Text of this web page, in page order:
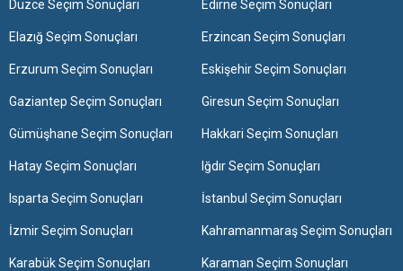
Düzce Seçim Sonuçları Edirne Seçim Sonuçları
Elazığ Seçim Sonuçları Erzincan Seçim Sonuçları
Erzurum Seçim Sonuçları Eskişehir Seçim Sonuçları
Gaziantep Seçim Sonuçları Giresun Seçim Sonuçları
Gümüşhane Seçim Sonuçları Hakkari Seçim Sonuçları
Hatay Seçim Sonuçları Iğdır Seçim Sonuçları
Isparta Seçim Sonuçları İstanbul Seçim Sonuçları
İzmir Seçim Sonuçları Kahramanmaraş Seçim Sonuçları
Karabük Seçim Sonuçları Karaman Seçim Sonuçları